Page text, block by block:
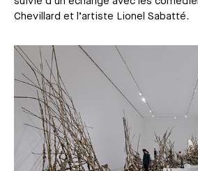
Chevillard et l’artiste Lionel Sabatté.
Média